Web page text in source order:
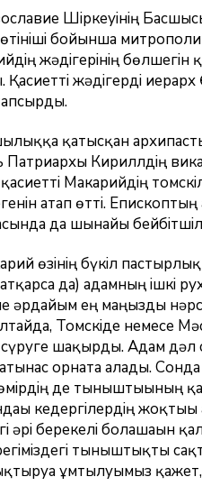
Шіркеуінің
бойынша
жәдігерінің
Қасиетті жәдігерді
қатысқан
Патриархы Кириллдің
Макарийдің
атап өтті.
да шынайы
өзінің бүкіл
да) адамның ішкі
әрдайым ең маңызды
Томскіде немесе
сүруге шақырды. Адам
орната алады.
де тыныштығының
кедергілердің
әрі берекелі болашағын
тыныштықты
ұмтылуымыз